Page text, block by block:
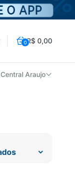
0R$ 0,00
Central Araujo